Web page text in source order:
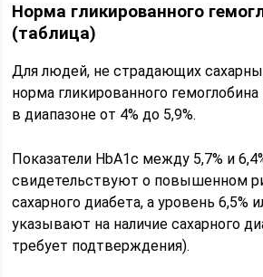
Норма гликированного
(таблица)
Для людей, не страдающих
норма гликированного
в диапазоне от 4% до 5,9%.
Показатели HbA1c между 5,7% и
свидетельствуют о повышенном
сахарного диабета, а уровень 6,5%
указывают на наличие сахарного
требует подтверждения).